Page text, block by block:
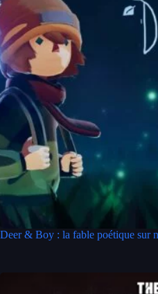
Deer & Boy : la fable poétique sur